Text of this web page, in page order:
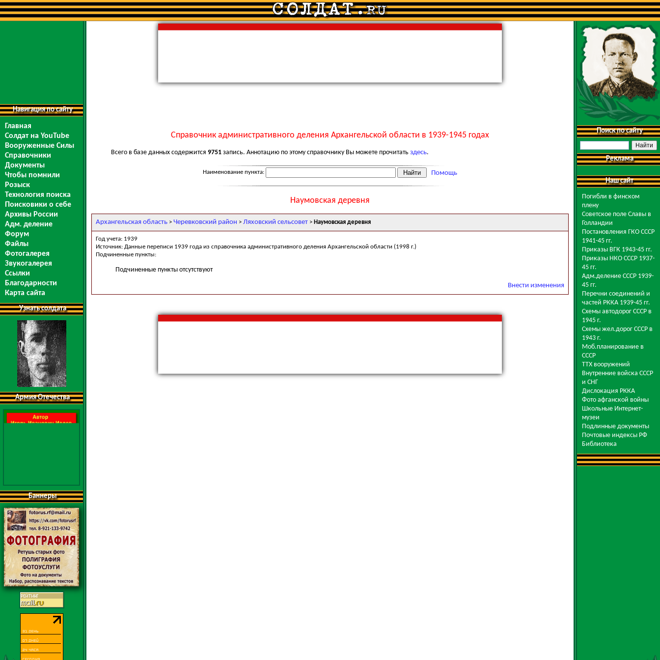
Навигация по сайту
Главная
Солдат на YouTube
Вооруженные Силы
Справочники
Документы
Чтобы помнили
Розыск
Технология поиска
Поисковики о себе
Архивы России
Адм. деление
Форум
Файлы
Фотогалерея
Звукогалерея
Ссылки
Благодарности
Карта сайта
Узнать солдата
Армия Отечества
Баннеры
Справочник административного деления Архангельской области в 1939-1945 годах
Всего в базе данных содержится 9751 запись. Аннотацию по этому справочнику Вы можете прочитать здесь.
Наименование пункта: Помощь
Наумовская деревня
Архангельская область > Черевковский район > Ляховский сельсовет > Наумовская деревня
Год учета: 1939
Источник: Данные переписи 1939 года из справочника административного деления Архангельской области (1998 г.)
Подчиненные пункты:
Подчиненные пункты отсутствуют
Внести изменения
Поиск по сайту
Реклама
Наш сайт
Погибли в финском
плену
Советское поле Славы в
Голландии
Постановления ГКО СССР
1941-45 гг.
Приказы ВГК 1943-45 гг.
Приказы НКО СССР 1937-
45 гг.
Адм.деление СССР 1939-
45 гг.
Перечни соединений и
частей РККА 1939-45 гг.
Схемы автодорог СССР в
1945 г.
Схемы жел.дорог СССР в
1943 г.
Моб.планирование в
СССР
ТТХ вооружений
Внутренние войска СССР
и СНГ
Дислокация РККА
Фото афганской войны
Школьные Интернет-
музеи
Подлинные документы
Почтовые индексы РФ
Библиотека